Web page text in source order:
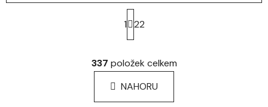
O
v
l
á
S
t
r
á
k
o
v
á
1 22
337 položek celkem
NAHORU